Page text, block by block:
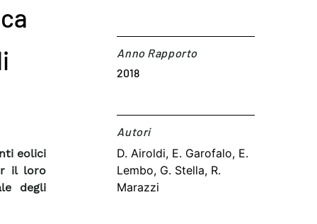
eolici
il loro
degli
Anno Rapporto
2018
Autori​
D. Airoldi, E. Garofalo, E.
Lembo, G. Stella, R.
Marazzi